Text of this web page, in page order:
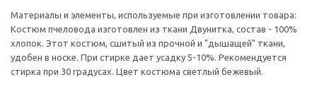
Материалы и элементы, используемые при изготовлении товара:
Костюм пчеловода изготовлен из ткани Двунитка, состав - 100%
хлопок. Этот костюм, сшитый из прочной и "дышащей" ткани,
удобен в носке. При стирке дает усадку 5-10%. Рекомендуется
стирка при 30 градусах. Цвет костюма светлый бежевый.